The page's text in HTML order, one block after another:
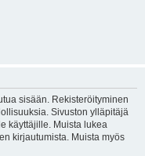
sisään. Rekisteröityminen
Sivuston ylläpitäjä
käyttäjille. Muista lukea
kirjautumista. Muista myös